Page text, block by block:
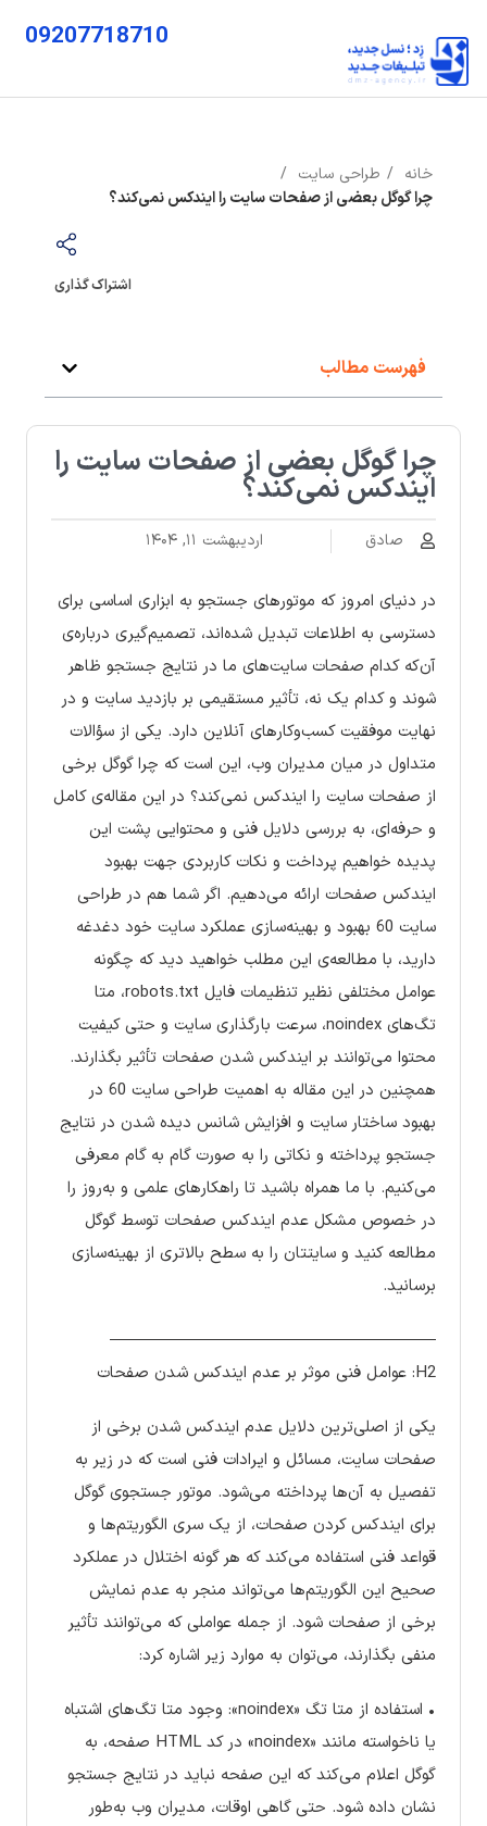
09207718710
خانه
طراحی سایت
چرا گوگل بعضی از صفحات سایت را ایندکس نمی‌کند؟
اشتراک گذاری
فهرست مطالب
چرا گوگل بعضی از صفحات سایت را
ایندکس نمی‌کند؟
صادق اردیبهشت ۱۱, ۱۴۰۴
در دنیای امروز که موتورهای جستجو به ابزاری اساسی برای
دسترسی به اطلاعات تبدیل شده‌اند، تصمیم‌گیری درباره‌ی
آن‌که کدام صفحات سایت‌های ما در نتایج جستجو ظاهر
شوند و کدام یک نه، تأثیر مستقیمی بر بازدید سایت و در
نهایت موفقیت کسب‌وکارهای آنلاین دارد. یکی از سؤالات
متداول در میان مدیران وب، این است که چرا گوگل برخی
از صفحات سایت را ایندکس نمی‌کند؟ در این مقاله‌ی کامل
و حرفه‌ای، به بررسی دلایل فنی و محتوایی پشت این
پدیده خواهیم پرداخت و نکات کاربردی جهت بهبود
ایندکس صفحات ارائه می‌دهیم. اگر شما هم در طراحی
سایت 60 بهبود و بهینه‌سازی عملکرد سایت خود دغدغه
دارید، با مطالعه‌ی این مطلب خواهید دید که چگونه
عوامل مختلفی نظیر تنظیمات فایل robots.txt، متا
تگ‌های noindex، سرعت بارگذاری سایت و حتی کیفیت
محتوا می‌توانند بر ایندکس شدن صفحات تأثیر بگذارند.
همچنین در این مقاله به اهمیت طراحی سایت 60 در
بهبود ساختار سایت و افزایش شانس دیده شدن در نتایج
جستجو پرداخته و نکاتی را به صورت گام به گام معرفی
می‌کنیم. با ما همراه باشید تا راهکارهای علمی و به‌روز را
در خصوص مشکل عدم ایندکس صفحات توسط گوگل
مطالعه کنید و سایتتان را به سطح بالاتری از بهینه‌سازی
برسانید.
————————————————————
H2: عوامل فنی موثر بر عدم ایندکس شدن صفحات
یکی از اصلی‌ترین دلایل عدم ایندکس شدن برخی از
صفحات سایت، مسائل و ایرادات فنی است که در زیر به
تفصیل به آن‌ها پرداخته می‌شود. موتور جستجوی گوگل
برای ایندکس کردن صفحات، از یک سری الگوریتم‌ها و
قواعد فنی استفاده می‌کند که هر گونه اختلال در عملکرد
صحیح این الگوریتم‌ها می‌تواند منجر به عدم نمایش
برخی از صفحات شود. از جمله عواملی که می‌توانند تأثیر
منفی بگذارند، می‌توان به موارد زیر اشاره کرد:
• استفاده از متا تگ «noindex»: وجود متا تگ‌های اشتباه
یا ناخواسته مانند «noindex» در کد HTML صفحه، به
گوگل اعلام می‌کند که این صفحه نباید در نتایج جستجو
نشان داده شود. حتی گاهی اوقات، مدیران وب به‌طور